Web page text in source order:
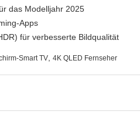
das Modelljahr 2025
Apps
für verbesserte Bildqualität
Smart TV 4K QLED Fernseher